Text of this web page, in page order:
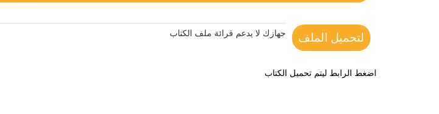
لتحميل الملف جهازك لا يدعم قرائة ملف الكتاب
اضغط الرابط ليتم تحميل الكتاب